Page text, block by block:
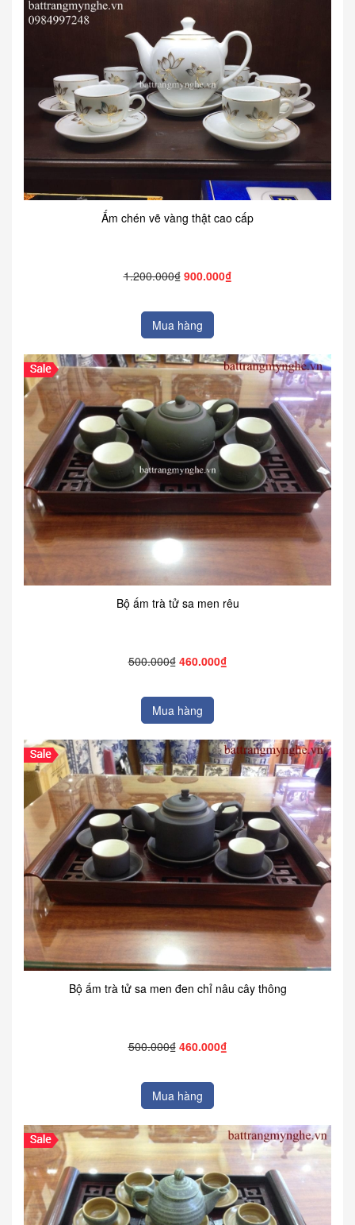
Ấm chén vẽ vàng thật cao cấp
1.200.000₫ 900.000₫
Mua hàng
Bộ ấm trà tử sa men rêu
500.000₫ 460.000₫
Mua hàng
Bộ ấm trà tử sa men đen chỉ nâu cây thông
500.000₫ 460.000₫
Mua hàng